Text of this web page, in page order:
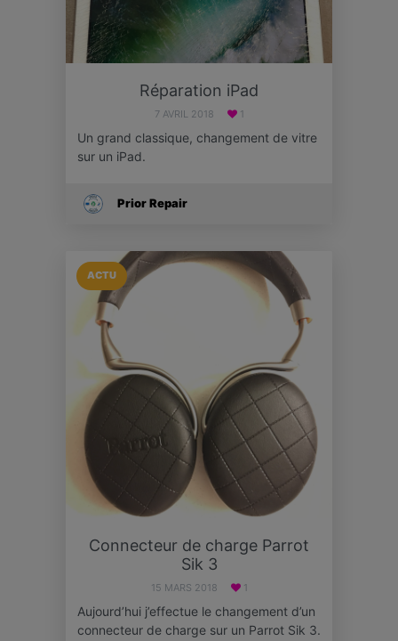
Réparation iPad
7 AVRIL 2018 1
Un grand classique, changement de vitre
sur un iPad.
Prior Repair
ACTU
Connecteur de charge Parrot
Sik 3
15 MARS 2018 1
Aujourd’hui j’effectue le changement d’un
connecteur de charge sur un Parrot Sik 3.